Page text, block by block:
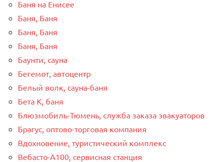
Баня на Енисее
Баня, Баня
Баня, Баня
Баня, Баня
Баунти, сауна
Бегемот, автоцентр
Белый волк, сауна-баня
Бета К, баня
Блюзмобиль-Тюмень, служба заказа эвакуаторов
Брагус, оптово-торговая компания
Вдохновение, туристический комплекс
Вебасто-А100, сервисная станция